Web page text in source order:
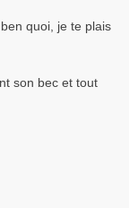
quoi, je te plais
son bec et tout